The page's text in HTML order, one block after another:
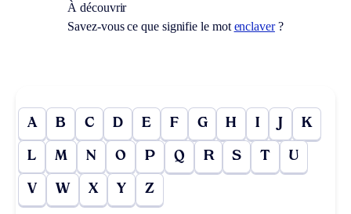
À découvrir
Savez-vous ce que signifie le mot enclaver?
A B C D E F G H I J K
L M N O P Q R S T U
V W X Y Z